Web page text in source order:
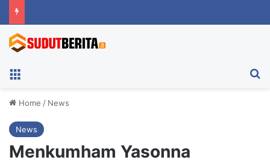
Home / News
News
Menkumham Yasonna